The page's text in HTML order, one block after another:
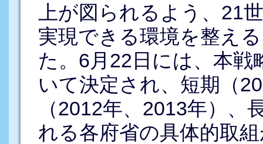
上が図られるよう、21
実現できる環境を整え
た。6月22日には、本戦
いて決定され、短期（
（2012年、2013年）
れる各府省の具体的取